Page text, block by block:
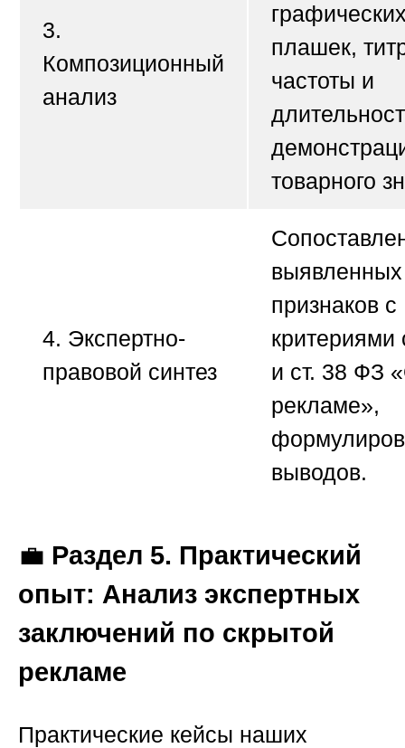
3.
Композиционный
анализ
плашек,
частоты и
товарного
4. Экспертно-
правовой синтез
выявленных
признаков с
критериями
и ст. 38 ФЗ
рекламе»,
выводов.
💼 Раздел 5. Практический
опыт: Анализ экспертных
заключений по скрытой
рекламе
Практические кейсы наших